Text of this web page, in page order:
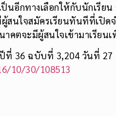
ป็นอีกทางเลือกให้กับนักเรีย
สนใจสมัครเรียนทันทีที่เปิดจ
าคตจะมีผู้สนใจเข้ามาเรียนเ
36 ฉบับที่ 3,204 วันที่ 27
10/30/108513